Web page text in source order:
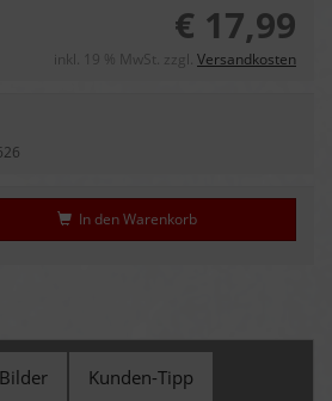
€ 17,99
inkl. 19 % MwSt. zzgl. Versandkosten
In den Warenkorb
Kunden-Tipp